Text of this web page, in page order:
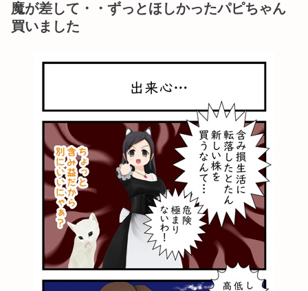
魔が差して・・ずっとほしかったパピちゃん
買いました